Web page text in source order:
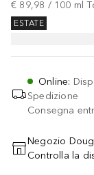
€ 89,98 / 100 ml
ESTATE
Online:
Spedizione
Consegna
Negozio
Controlla la